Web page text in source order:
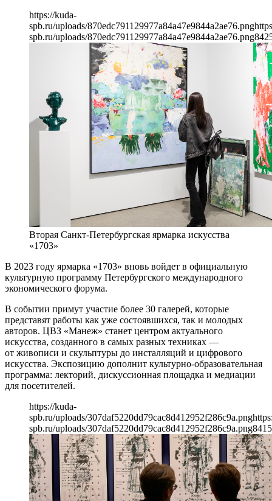
https://kuda-
spb.ru/uploads/870edc791129977a84a47e9844a2ae76.png
spb.ru/uploads/870edc791129977a84a47e9844a2ae76.png842
Вторая Санкт-Петербургская ярмарка искусства
«1703»
В 2023 году ярмарка «1703» вновь войдет в официальную
культурную программу Петербургского международного
экономического форума.
В событии примут участие более 30 галерей, которые
представят работы как уже состоявшихся, так и молодых
авторов. ЦВЗ «Манеж» станет центром актуального
искусства, созданного в самых разных техниках —
от живописи и скульптуры до инсталляций и цифрового
искусства. Экспозицию дополнит культурно-образовательная
программа: лекторий, дискуссионная площадка и медиации
для посетителей.
https://kuda-
spb.ru/uploads/307daf5220dd79cac8d412952f286c9a.png
spb.ru/uploads/307daf5220dd79cac8d412952f286c9a.png841